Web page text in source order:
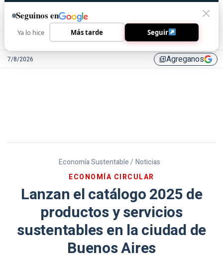
7/8/2026 library_addAgreganos
Economía Sustentable / Noticias
ECONOMÍA CIRCULAR
Lanzan el catálogo 2025 de
productos y servicios
sustentables en la ciudad de
Buenos Aires
Seguinos en
Ya lo hice Más tarde Seguir